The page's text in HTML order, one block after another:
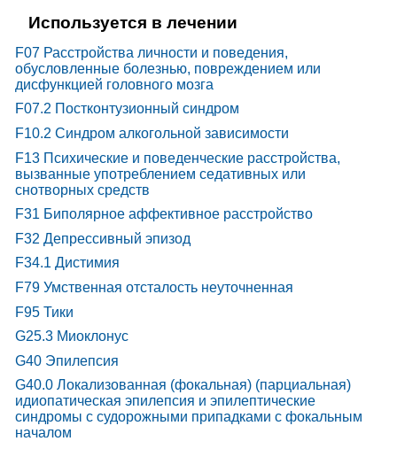
Используется в лечении
F07 Расстройства личности и поведения,
обусловленные болезнью, повреждением или
дисфункцией головного мозга
F07.2 Постконтузионный синдром
F10.2 Синдром алкогольной зависимости
F13 Психические и поведенческие расстройства,
вызванные употреблением седативных или
снотворных средств
F31 Биполярное аффективное расстройство
F32 Депрессивный эпизод
F34.1 Дистимия
F79 Умственная отсталость неуточненная
F95 Тики
G25.3 Миоклонус
G40 Эпилепсия
G40.0 Локализованная (фокальная) (парциальная)
идиопатическая эпилепсия и эпилептические
синдромы с судорожными припадками с фокальным
началом